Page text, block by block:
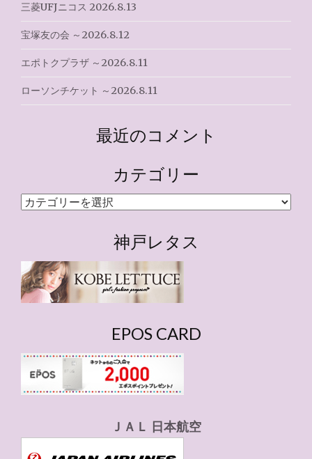
三菱UFJニコス 2026.8.13
宝塚友の会 ～2026.8.12
エポトクプラザ ～2026.8.11
ローソンチケット ～2026.8.11
最近のコメント
カテゴリー
カ
ー
神戸レタス
EPOS CARD
ＪＡＬ 日本航空